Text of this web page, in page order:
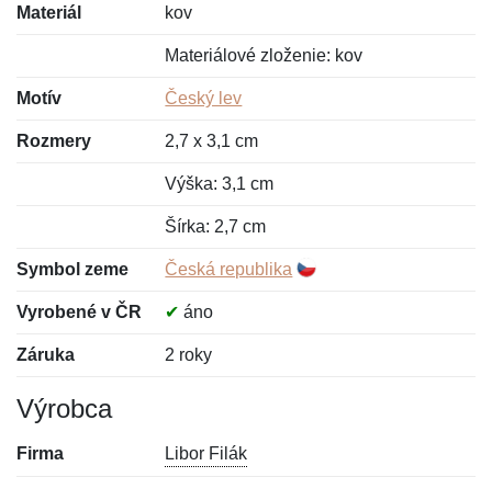
Materiál kov
Materiálové zloženie: kov
Motív Český lev
Rozmery 2,7 x 3,1 cm
Výška: 3,1 cm
Šírka: 2,7 cm
Symbol zeme Česká republika
Vyrobené v ČR ✔ áno
Záruka 2 roky
Výrobca
Firma Libor Filák